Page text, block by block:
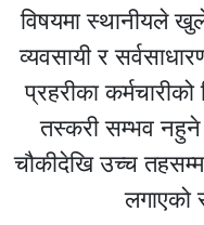
विषयमा स्थानीयले
व्यवसायी र
प्रहरीका कर्मचारीको
तस्करी सम्भव नहुने
चौकीदेखि उच्च
लगाएको